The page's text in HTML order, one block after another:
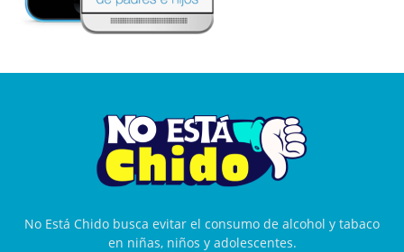
No Está Chido busca evitar el consumo de alcohol y tabaco
en niñas, niños y adolescentes.